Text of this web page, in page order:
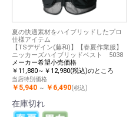
夏の快適素材をハイブリッドしたプロ
仕様アイテム
【TSデザイン(藤和)】【春夏作業服】
ニッカーズハイブリッドベスト 5038
メーカー希望小売価格
￥11,880～￥12,980(税込)のところ
当店特別価格
￥5,940 ～ ￥6,490(税込)
在庫切れ